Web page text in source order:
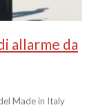
allarme da
Made in Italy